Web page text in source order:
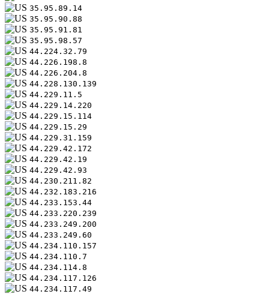
35.95.89.14
35.95.90.88
35.95.91.81
35.95.98.57
44.224.32.79
44.226.198.8
44.226.204.8
44.228.130.139
44.229.11.5
44.229.14.220
44.229.15.114
44.229.15.29
44.229.31.159
44.229.42.172
44.229.42.19
44.229.42.93
44.230.211.82
44.232.183.216
44.233.153.44
44.233.220.239
44.233.249.200
44.233.249.60
44.234.110.157
44.234.110.7
44.234.114.8
44.234.117.126
44.234.117.49